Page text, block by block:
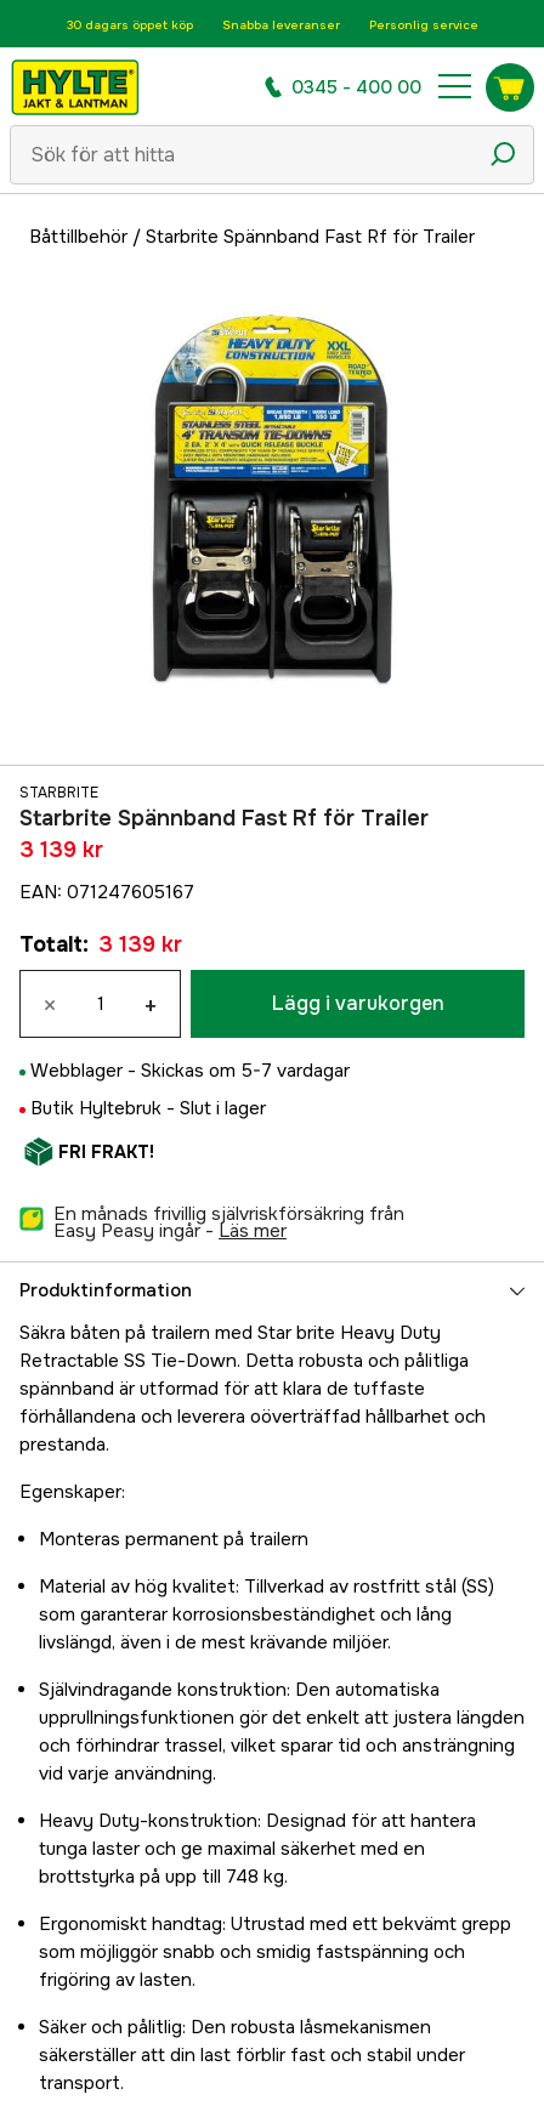
30 dagars öppet köp Snabba leveranser Personlig service
0345 - 400 00
Båttillbehör/ Starbrite Spännband Fast Rf för Trailer
STARBRITE
Starbrite Spännband Fast Rf för Trailer
3 139 kr
EAN: 071247605167
Totalt: 3 139 kr
× + Lägg i varukorgen
Webblager - Skickas om 5-7 vardagar
Butik Hyltebruk - Slut i lager
FRI FRAKT!
En månads frivillig självriskförsäkring från
Easy Peasy ingår - läs mer
Produktinformation
Säkra båten på trailern med Star brite Heavy Duty
Retractable SS Tie-Down. Detta robusta och pålitliga
spännband är utformad för att klara de tuffaste
förhållandena och leverera oöverträffad hållbarhet och
prestanda.
Egenskaper:
Monteras permanent på trailern
Material av hög kvalitet: Tillverkad av rostfritt stål (SS)
som garanterar korrosionsbeständighet och lång
livslängd, även i de mest krävande miljöer.
Självindragande konstruktion: Den automatiska
upprullningsfunktionen gör det enkelt att justera längden
och förhindrar trassel, vilket sparar tid och ansträngning
vid varje användning.
Heavy Duty-konstruktion: Designad för att hantera
tunga laster och ge maximal säkerhet med en
brottstyrka på upp till 748 kg.
Ergonomiskt handtag: Utrustad med ett bekvämt grepp
som möjliggör snabb och smidig fastspänning och
frigöring av lasten.
Säker och pålitlig: Den robusta låsmekanismen
säkerställer att din last förblir fast och stabil under
transport.